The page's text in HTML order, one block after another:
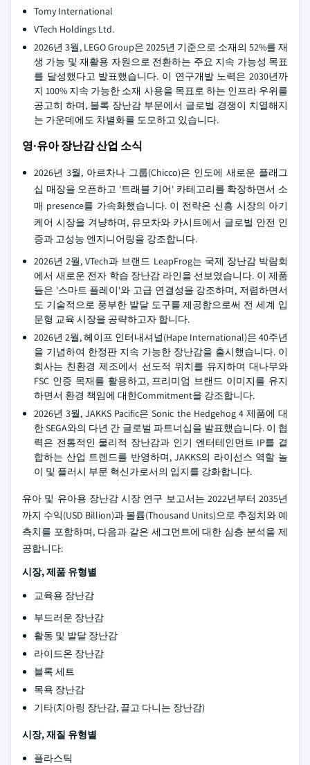
Tomy International
VTech Holdings Ltd.
2026년 3월, LEGO Group은 2025년 기준으로 소재의 52%를 재
생 가능 및 재활용 자원으로 전환하는 주요 지속 가능성 목표
를 달성했다고 발표했습니다. 이 연구개발 노력은 2030년까
지 100% 지속 가능한 소재 사용을 목표로 하는 인프라 우위를
공고히 하며, 블록 장난감 부문에서 글로벌 경쟁이 치열해지
는 가운데에도 차별화를 도모하고 있습니다.
영·유아 장난감 산업 소식
2026년 3월, 아르차나 그룹(Chicco)은 인도에 새로운 플래그
십 매장을 오픈하고 '트래블 기어' 카테고리를 확장하면서 소
매 presence를 가속화했습니다. 이 전략은 신흥 시장의 아기
케어 시장을 겨냥하며, 유모차와 카시트에서 글로벌 안전 인
증과 고성능 엔지니어링을 강조합니다.
2026년 2월, VTech과 브랜드 LeapFrog는 국제 장난감 박람회
에서 새로운 전자 학습 장난감 라인을 선보였습니다. 이 제품
들은 '스마트 플레이'와 고급 연결성을 강조하며, 저렴하면서
도 기술적으로 풍부한 발달 도구를 제공함으로써 전 세계 입
문형 교육 시장을 공략하고자 합니다.
2026년 2월, 헤이프 인터내셔널(Hape International)은 40주년
을 기념하여 한정판 지속 가능한 장난감을 출시했습니다. 이
회사는 친환경 제조에서 선도적 위치를 유지하며 대나무와
FSC 인증 목재를 활용하고, 프리미엄 브랜드 이미지를 유지
하면서 환경 책임에 대한Commitment을 강조합니다.
2026년 3월, JAKKS Pacific은 Sonic the Hedgehog 4 제품에 대
한 SEGA와의 다년 간 글로벌 파트너십을 발표했습니다. 이 협
력은 전통적인 물리적 장난감과 인기 엔터테인먼트 IP를 결
합하는 산업 트렌드를 반영하며, JAKKS의 라이선스 역할 놀
이 및 플러시 부문 혁신가로서의 입지를 강화합니다.
유아 및 유아용 장난감 시장 연구 보고서는 2022년부터 2035년
까지 수익(USD Billion)과 볼륨(Thousand Units)으로 추정치와 예
측치를 포함하며, 다음과 같은 세그먼트에 대한 심층 분석을 제
공합니다:
시장, 제품 유형별
교육용 장난감
부드러운 장난감
활동 및 발달 장난감
라이드온 장난감
블록 세트
목욕 장난감
기타(치아링 장난감, 끌고 다니는 장난감)
시장, 재질 유형별
플라스틱